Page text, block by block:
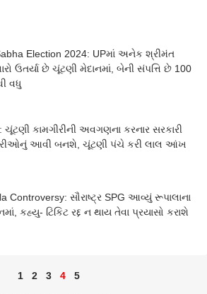
Election 2024: UPમાં અનેક શ્રીમંત
ઉતર્યા છે ચૂંટણી મેદાનમાં, બેની સંપત્તિ છે 100
વધુ
ચૂંટણી કામગીરીની અવગણના કરનાર સરકારી
આવી બનશે, ચૂંટણી પંચે કરી લાલ આંખ
Controversy: સૌરાષ્ટ્ર SPG આવ્યું રૂપાલાના
કહ્યુ- ટિકિટ રદ્દ ન થાય તેવા પ્રયાસો કરાશે
1 2 3 4 5